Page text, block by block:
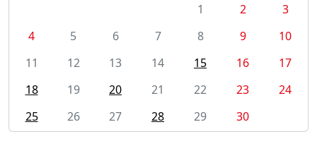
1
2
3
4
5 6 7 8 9
10
11
12 13 14 15 16
17
18
19 20 21 22 23
24
25
26 27 28 29 30